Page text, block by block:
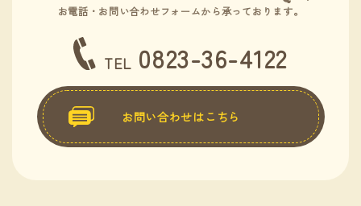
お電話・お問い合わせフォームから承っております。
TEL 0823-36-4122
お問い合わせはこちら